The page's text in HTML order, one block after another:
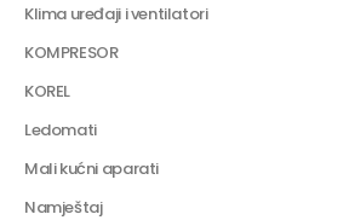
Klima uređaji i ventilatori
KOMPRESOR
KOREL
Ledomati
Mali kućni aparati
Namještaj